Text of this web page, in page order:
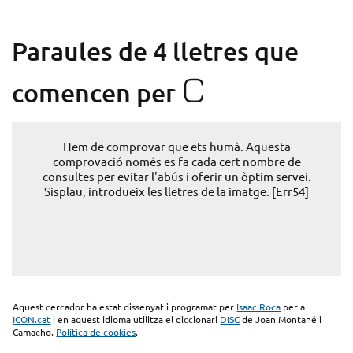
Paraules de 4 lletres que
comencen per C
Hem de comprovar que ets humà. Aquesta
comprovació només es fa cada cert nombre de
consultes per evitar l'abús i oferir un òptim servei.
Sisplau, introdueix les lletres de la imatge. [Err54]
Aquest cercador ha estat dissenyat i programat per Isaac Roca per a
ICON.cat i en aquest idioma utilitza el diccionari DISCde Joan Montané i
Camacho. Política de cookies.